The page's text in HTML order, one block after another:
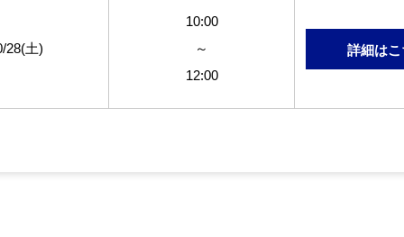
28(土)
10:00
～
12:00
詳細は